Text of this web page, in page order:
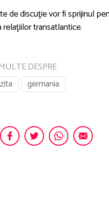
de discuţie vor fi sprijinul
transatlantice.
DESPRE
germania